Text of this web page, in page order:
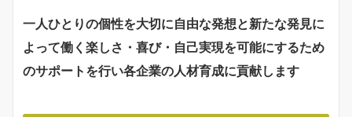
一人ひとりの個性を大切に自由な発想と新たな発見に
よって働く楽しさ・喜び・自己実現を可能にするため
のサポートを行い各企業の人材育成に貢献します